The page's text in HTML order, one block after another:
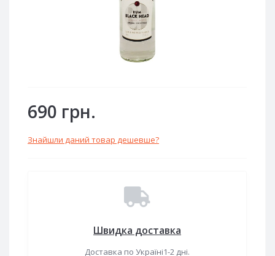
690 грн.
Знайшли даний товар дешевше?
Швидка доставка
Доставка по Україні1-2 дні.